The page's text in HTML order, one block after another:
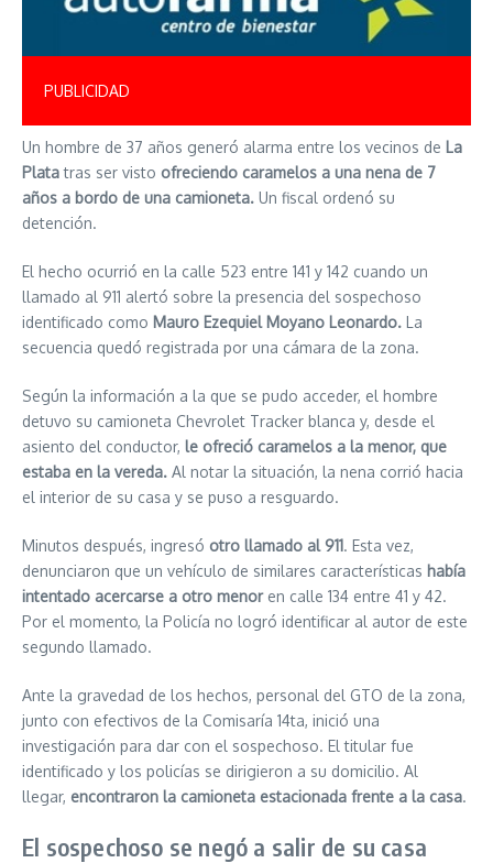
PUBLICIDAD
Un hombre de 37 años generó alarma entre los vecinos de La
Platatras ser visto ofreciendo caramelos a una nena de 7
años a bordo de una camioneta. Un fiscal ordenó su
detención.
El hecho ocurrió en la calle 523 entre 141 y 142 cuando un
llamado al 911 alertó sobre la presencia del sospechoso
identificado como Mauro Ezequiel Moyano Leonardo. La
secuencia quedó registrada por una cámara de la zona.
Según la información a la que se pudo acceder, el hombre
detuvo su camioneta Chevrolet Tracker blanca y, desde el
asiento del conductor, le ofreció caramelos a la menor, que
estaba en la vereda. Al notar la situación, la nena corrió hacia
el interior de su casa y se puso a resguardo.
Minutos después, ingresó otro llamado al 911. Esta vez,
denunciaron que un vehículo de similares características había
intentado acercarse a otro menoren calle 134 entre 41 y 42.
Por el momento, la Policía no logró identificar al autor de este
segundo llamado.
Ante la gravedad de los hechos, personal del GTO de la zona,
junto con efectivos de la Comisaría 14ta, inició una
investigación para dar con el sospechoso. El titular fue
identificado y los policías se dirigieron a su domicilio. Al
llegar, encontraron la camioneta estacionada frente a la casa.
El sospechoso se negó a salir de su casa